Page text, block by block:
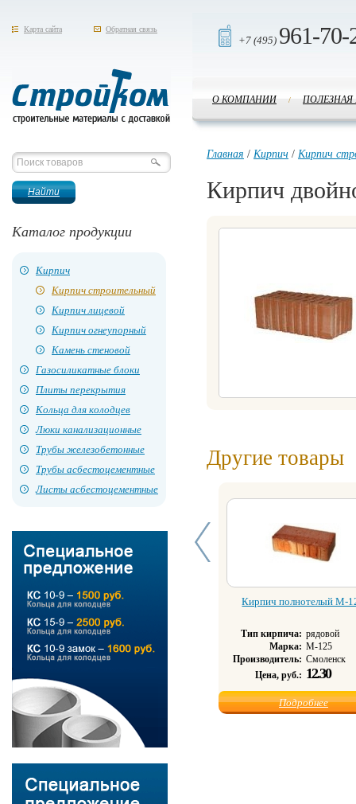
Карта сайта Обратная связь
+7 (495) 961-70-
О КОМПАНИИ /
Каталог продукции
Кирпич
Кирпич строительный
Кирпич лицевой
Кирпич огнеупорный
Камень стеновой
Газосиликатные блоки
Плиты перекрытия
Кольца для колодцев
Люки канализационные
Трубы железобетонные
Трубы асбестоцементные
Листы асбестоцементные
Главная / Кирпич / Кирпич
Кирпич
Другие товары
Кирпич полнотелый М-
Тип кирпича: рядовой
Марка: М-125
Производитель: Смоленск
Цена, руб.: 12.30
Подробнее